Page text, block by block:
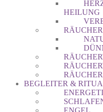
HEILUNG
BEGLEITER &
ENGEL